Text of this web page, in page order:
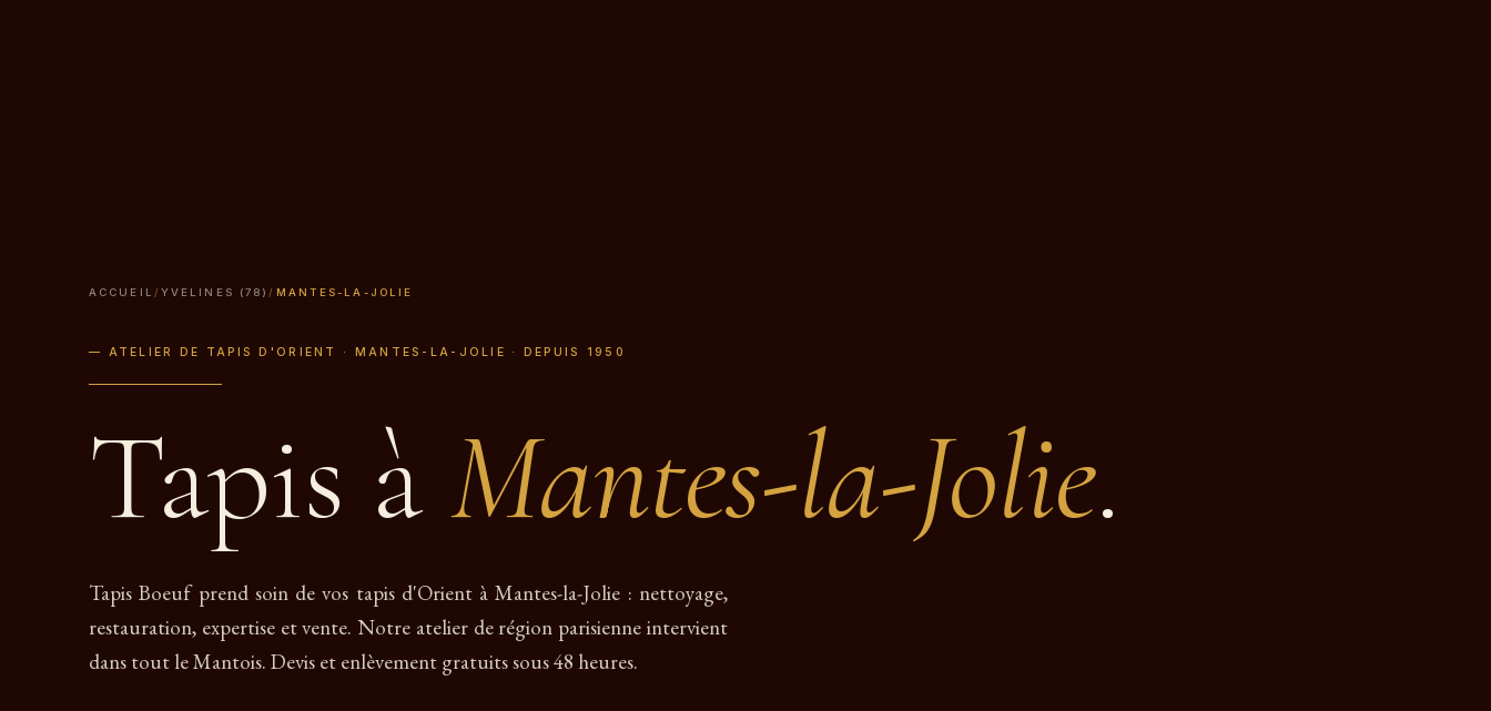
ACCUEIL / YVELINES (78) / MANTES-LA-JOLIE
— ATELIER DE TAPIS D'ORIENT · MANTES-LA-JOLIE · DEPUIS 1950
Tapis àMantes-la-Jolie.
Tapis Boeuf prend soin de vos tapis d'Orient à Mantes-la-Jolie : nettoyage,
restauration, expertise et vente. Notre atelier de région parisienne intervient
dans tout le Mantois. Devis et enlèvement gratuits sous 48 heures.